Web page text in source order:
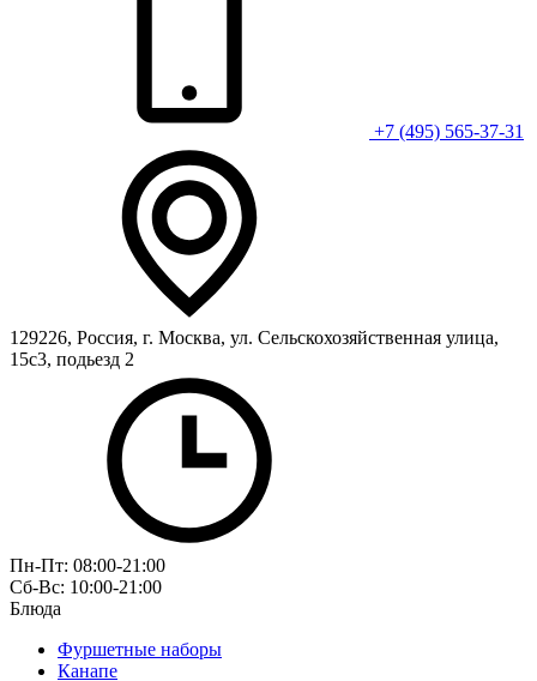
+7 (495) 565-37-31
129226, Россия, г. Москва, ул. Сельскохозяйственная улица,
15с3, подьезд 2
Пн-Пт: 08:00-21:00
Сб-Вс: 10:00-21:00
Блюда
Фуршетные наборы
Канапе